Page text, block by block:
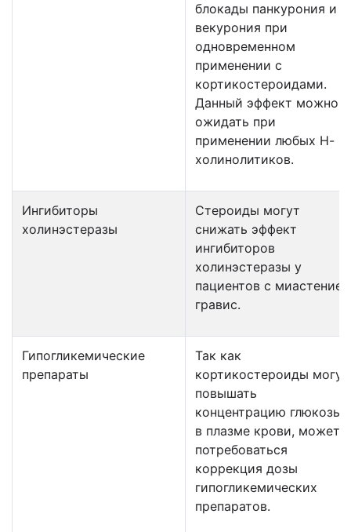
блокады панкурония и
векурония при
одновременном
применении с
кортикостероидами.
Данный эффект можно
ожидать при
применении любых Н-
холинолитиков.
Ингибиторы
холинэстеразы
Стероиды могут
снижать эффект
ингибиторов
холинэстеразы у
пациентов с миастенией
гравис.
Гипогликемические
препараты
Так как
кортикостероиды могут
повышать
концентрацию глюкозы
в плазме крови, может
потребоваться
коррекция дозы
гипогликемических
препаратов.